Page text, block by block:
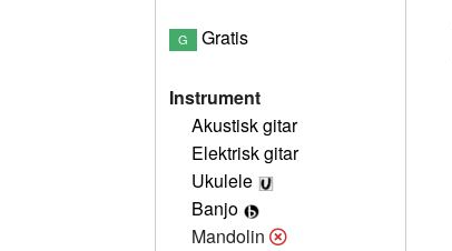
G Gratis
Instrument
Akustisk gitar
Elektrisk gitar
Ukulele
Banjo
Mandolin